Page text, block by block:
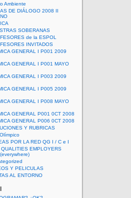
Ambiente
DE DIÁLOGO 2008 II
SOBERANAS
de la ESPOL
INVITADOS
GENERAL I P001 2009
GENERAL I P001 MAYO
GENERAL I P003 2009
GENERAL I P005 2009
GENERAL I P008 MAYO
GENERAL P001 0CT 2008
GENERAL P006 0CT 2008
Y RUBRICAS
POR LA RED QG I / C e I
QUALITIES EMPLOYERS
Y PELICULAS
AL ENTORNO